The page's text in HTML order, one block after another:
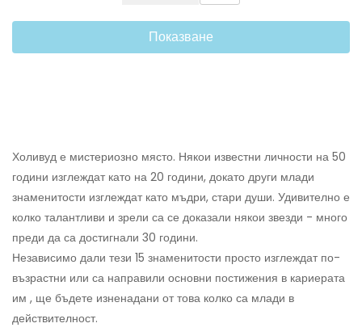
Показване
Холивуд е мистериозно място. Някои известни личности на 50
години изглеждат като на 20 години, докато други млади
знаменитости изглеждат като мъдри, стари души. Удивително е
колко талантливи и зрели са се доказали някои звезди - много
преди да са достигнали 30 години.
Независимо дали тези 15 знаменитости просто изглеждат по-
възрастни или са направили основни постижения в кариерата
им , ще бъдете изненадани от това колко са млади в
действителност.